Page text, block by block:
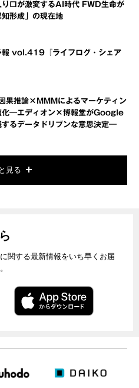
り口が激変するAI時代 FWD生命が
形成」の現在地
報 vol.419『ライフログ・シェア
果推論×MMMによるマーケティン
化―エディオン×博報堂がGoogle
するデータドリブンな意思決定―
見る
関する最新情報をいち早くお届